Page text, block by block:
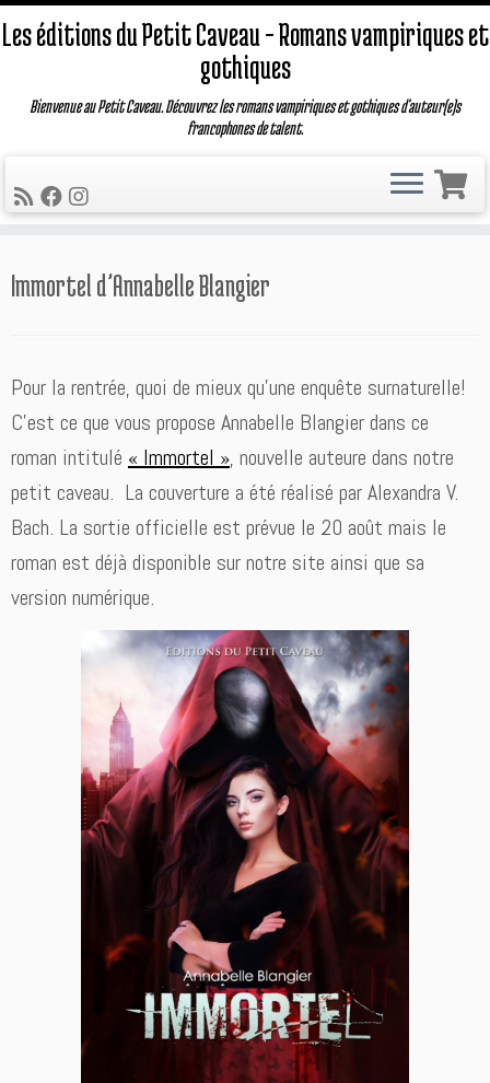
au
Les éditions du Petit Caveau – Romans vampiriques et
gothiques
Bienvenue au Petit Caveau. Découvrez les romans vampiriques et gothiques d'auteur(e)s
francophones de talent.
Immortel d’Annabelle Blangier
Pour la rentrée, quoi de mieux qu’une enquête surnaturelle!
C’est ce que vous propose Annabelle Blangier dans ce
roman intitulé « Immortel », nouvelle auteure dans notre
petit caveau. La couverture a été réalisé par Alexandra V.
Bach. La sortie officielle est prévue le 20 août mais le
roman est déjà disponible sur notre site ainsi que sa
version numérique.